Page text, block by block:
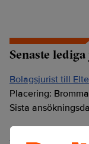
Senaste
Bolagsjurist till
Placering:
Sista